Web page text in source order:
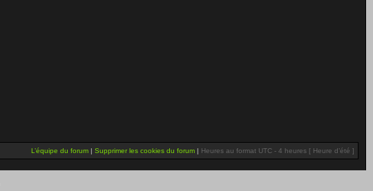
L’équipe du forum | Supprimer les cookies du forum | Heures au format UTC - 4 heures [ Heure d’été ]